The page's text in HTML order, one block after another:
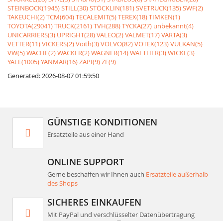
STEINBOCK(1945)STILL(30)STÖCKLIN(181)SVETRUCK(135)SWF(2)
TAKEUCHI(2)TCM(604)TECALEMIT(5)TEREX(18)TIMKEN(1)
TOYOTA(29041)TRUCK(2161)TVH(288)TYCKA(27) unbekannt(4)
UNICARRIERS(3) UPRIGHT(28)VALEO(2)VALMET(17)VARTA(3)
VETTER(11)VICKERS(2)Voith(3)VOLVO(82)VOTEX(123)VULKAN(5)
VW(5)WACHE(2)WACKER(2)WAGNER(14)WALTHER(3)WICKE(3)
YALE(1005)YANMAR(16)ZAPI(9)ZF(9)
Generated: 2026-08-07 01:59:50
GÜNSTIGE KONDITIONEN
Ersatzteile aus einer Hand
ONLINE SUPPORT
Gerne beschaffen wir Ihnen auch Ersatzteile außerhalb
des Shops
SICHERES EINKAUFEN
Mit PayPal und verschlüsselter Datenübertragung